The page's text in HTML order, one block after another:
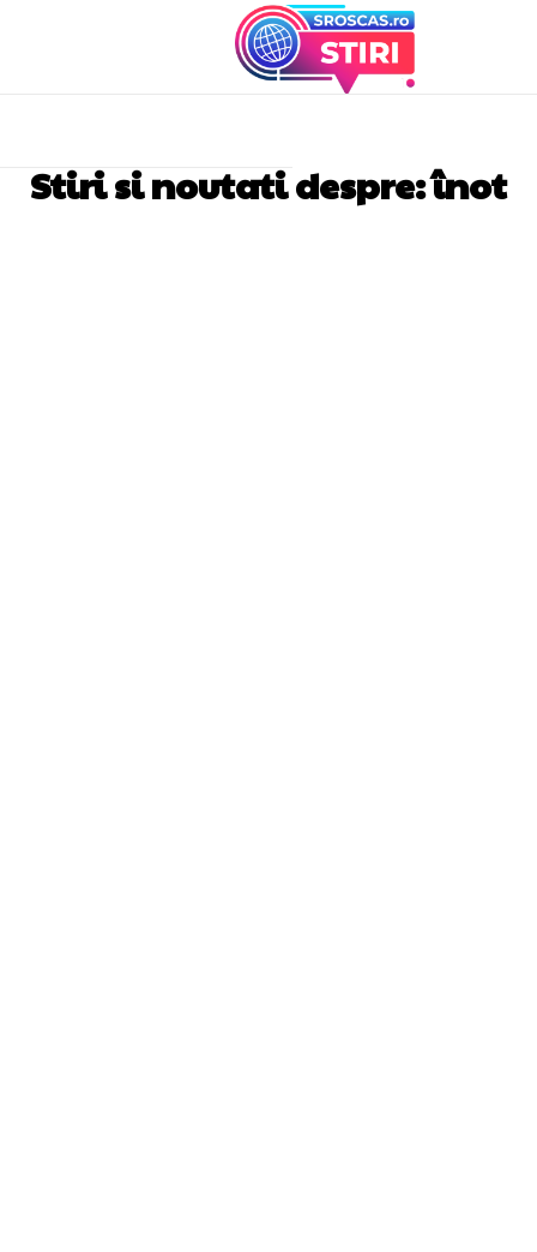
Stiri si noutati despre:înot